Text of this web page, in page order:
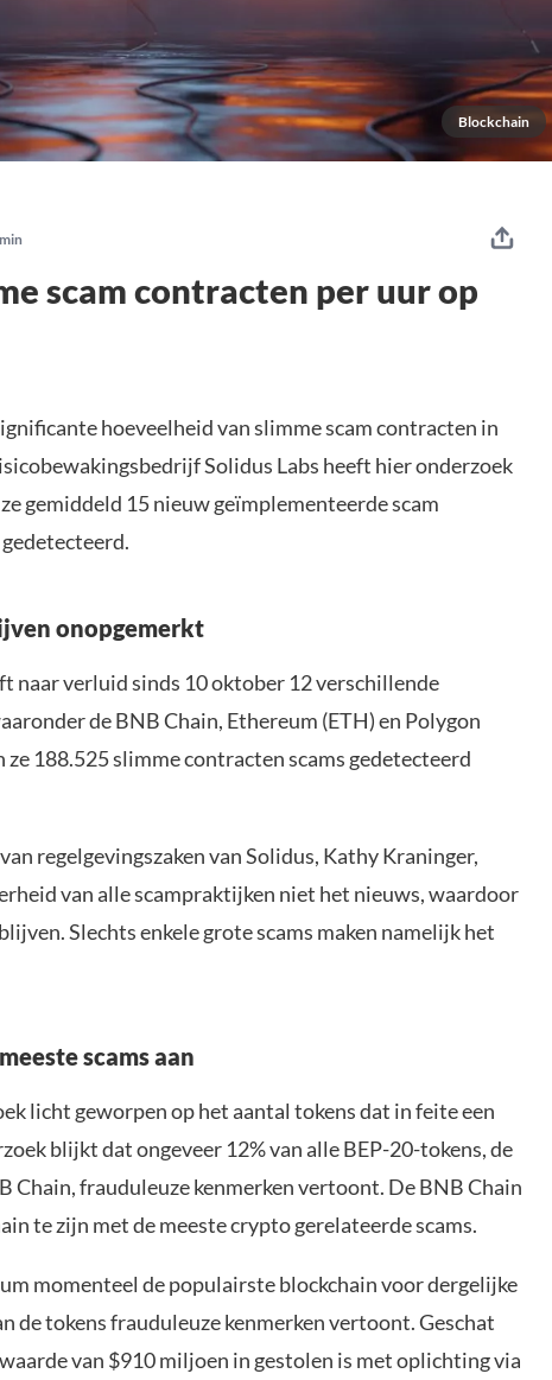
Blockchain
scam contracten per uur op
hoeveelheid van slimme scam contracten in
Solidus Labs heeft hier onderzoek
gemiddeld 15 nieuw geïmplementeerde scam
onopgemerkt
naar verluid sinds 10 oktober 12 verschillende
de BNB Chain, Ethereum (ETH) en Polygon
ze 188.525 slimme contracten scams gedetecteerd
regelgevingszaken van Solidus, Kathy Kraninger,
van alle scampraktijken niet het nieuws, waardoor
Slechts enkele grote scams maken namelijk het
scams aan
licht geworpen op het aantal tokens dat in feite een
blijkt dat ongeveer 12% van alle BEP-20-tokens, de
Chain, frauduleuze kenmerken vertoont. De BNB Chain
te zijn met de meeste crypto gerelateerde scams.
momenteel de populairste blockchain voor dergelijke
de tokens frauduleuze kenmerken vertoont. Geschat
van $910 miljoen in gestolen is met oplichting via